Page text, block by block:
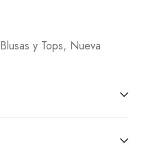
Blusas y Tops, Nueva